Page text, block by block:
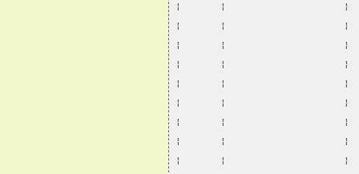
¦       ¦                     ¦
¦       ¦                     ¦
¦       ¦                     ¦
¦       ¦                     ¦
¦       ¦                     ¦
¦       ¦                     ¦
¦       ¦                     ¦
¦       ¦                     ¦
¦       ¦                     ¦